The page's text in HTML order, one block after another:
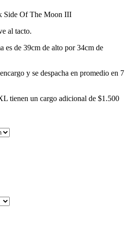
Side Of The Moon III
al tacto.
es de 39cm de alto por 34cm de
y se despacha en promedio en 7
tienen un cargo adicional de $1.500